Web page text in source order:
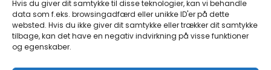
Hvis du giver dit samtykke til disse teknologier, kan vi behandle
data som f.eks. browsingadfærd eller unikke ID'er på dette
websted. Hvis du ikke giver dit samtykke eller trækker dit samtykke
tilbage, kan det have en negativ indvirkning på visse funktioner
og egenskaber.
Bliv en del af Frivillig Kolding